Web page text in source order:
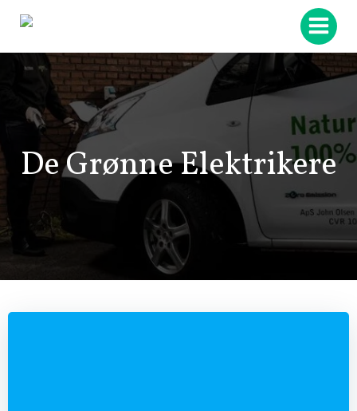
indhold
De Grønne Elektrikere